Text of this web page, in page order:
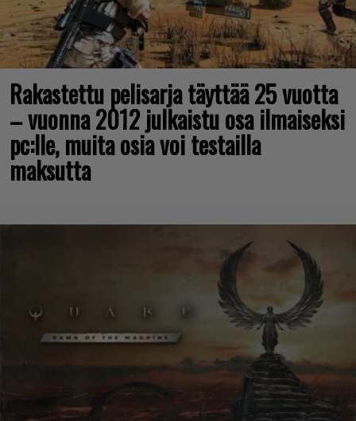
Rakastettu pelisarja täyttää 25 vuotta
– vuonna 2012 julkaistu osa ilmaiseksi
pc:lle, muita osia voi testailla
maksutta